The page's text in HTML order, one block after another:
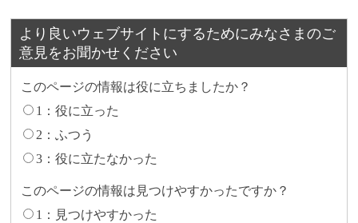
より良いウェブサイトにするためにみなさまのご
意見をお聞かせください
このページの情報は役に立ちましたか？
1：役に立った
2：ふつう
3：役に立たなかった
このページの情報は見つけやすかったですか？
1：見つけやすかった